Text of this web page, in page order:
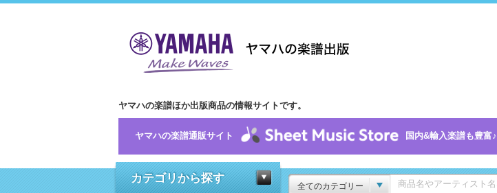
ヤマハの楽譜ほか出版商品の情報サイトです。
ヤマハの楽譜通販サイト 国内&輸入楽譜も豊富♪
カテゴリから探す
全てのカテゴリー